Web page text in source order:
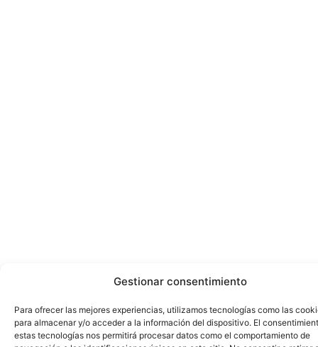
Gestionar consentimiento
Para ofrecer las mejores experiencias, utilizamos tecnologías como las
para almacenar y/o acceder a la información del dispositivo. El
estas tecnologías nos permitirá procesar datos como el comportamiento de